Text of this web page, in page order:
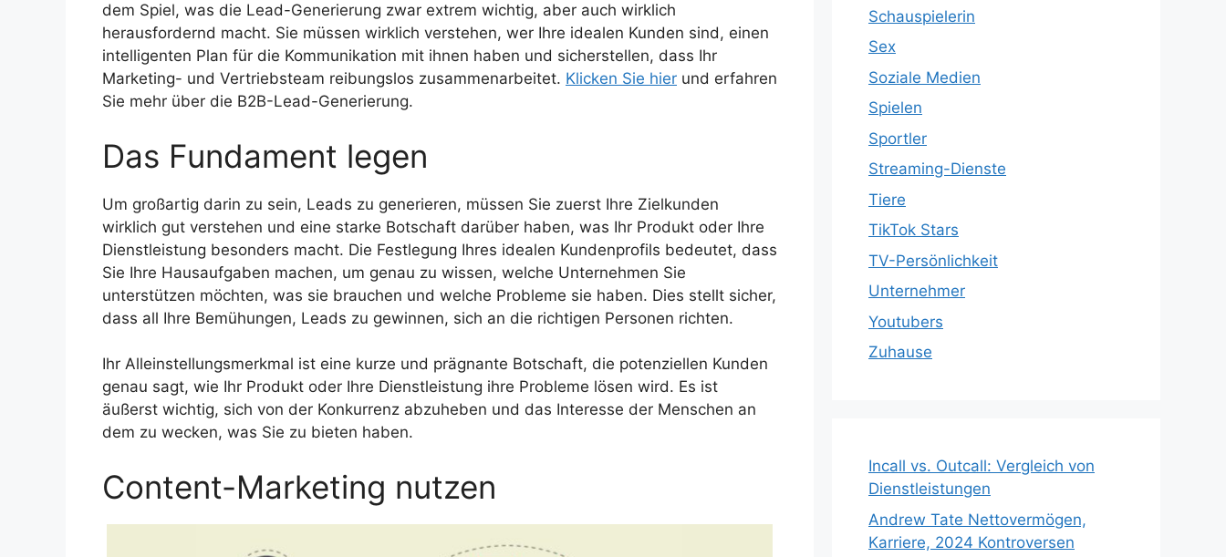
dem Spiel, was die Lead-Generierung zwar extrem wichtig, aber auch wirklich
herausfordernd macht. Sie müssen wirklich verstehen, wer Ihre idealen Kunden sind, einen
intelligenten Plan für die Kommunikation mit ihnen haben und sicherstellen, dass Ihr
Marketing- und Vertriebsteam reibungslos zusammenarbeitet. Klicken Sie hier und erfahren
Sie mehr über die B2B-Lead-Generierung.
Das Fundament legen
Um großartig darin zu sein, Leads zu generieren, müssen Sie zuerst Ihre Zielkunden
wirklich gut verstehen und eine starke Botschaft darüber haben, was Ihr Produkt oder Ihre
Dienstleistung besonders macht. Die Festlegung Ihres idealen Kundenprofils bedeutet, dass
Sie Ihre Hausaufgaben machen, um genau zu wissen, welche Unternehmen Sie
unterstützen möchten, was sie brauchen und welche Probleme sie haben. Dies stellt sicher,
dass all Ihre Bemühungen, Leads zu gewinnen, sich an die richtigen Personen richten.
Ihr Alleinstellungsmerkmal ist eine kurze und prägnante Botschaft, die potenziellen Kunden
genau sagt, wie Ihr Produkt oder Ihre Dienstleistung ihre Probleme lösen wird. Es ist
äußerst wichtig, sich von der Konkurrenz abzuheben und das Interesse der Menschen an
dem zu wecken, was Sie zu bieten haben.
Content-Marketing nutzen
Schauspielerin
Sex
Soziale Medien
Spielen
Sportler
Streaming-Dienste
Tiere
TikTok Stars
TV-Persönlichkeit
Unternehmer
Youtubers
Zuhause
Incall vs. Outcall: Vergleich von
Dienstleistungen
Andrew Tate Nettovermögen,
Karriere, 2024 Kontroversen